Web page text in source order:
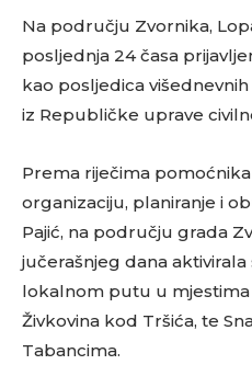
Na području Zvornika,
posljednja 24 časa
kao posljedica
iz Republičke uprave
Prema riječima
organizaciju, planiranje i
Pajić, na području grada
jučerašnjeg dana aktivirala
lokalnom putu u mjestima
Živkovina kod Tršića, te
Tabancima.